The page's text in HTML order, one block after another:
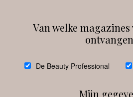
Van welke
De Beauty Professional
Mijn